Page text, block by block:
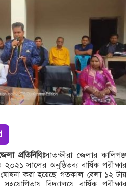
প্রতিনিধিঃসাতক্ষীরা জেলার কালিগঞ্জ
সালের অনুষ্ঠিতব্য বার্ষিক পরীক্ষার
করা হয়েছে।গতকাল বেলা ১২ টায়